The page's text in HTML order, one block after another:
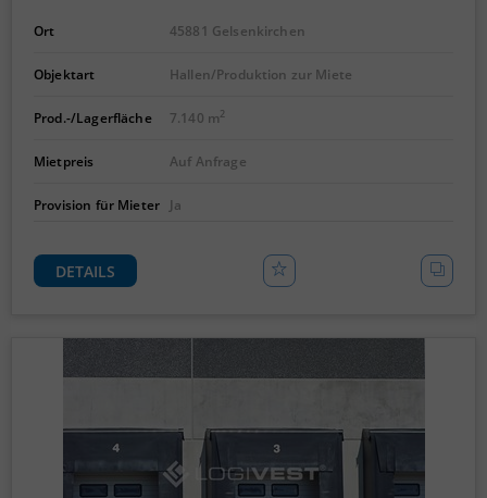
Ort 45881 Gelsenkirchen
Objektart Hallen/Produktion zur Miete
Prod.-/Lagerfläche 7.140 m2
Mietpreis Auf Anfrage
Provision für Mieter Ja
DETAILS